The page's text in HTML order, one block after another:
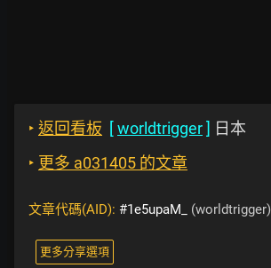
‣ 返回看板 [worldtrigger] 日本
‣ 更多 a031405 的文章
文章代碼(AID): #1e5upaM_ (worldtrigger)
更多分享選項